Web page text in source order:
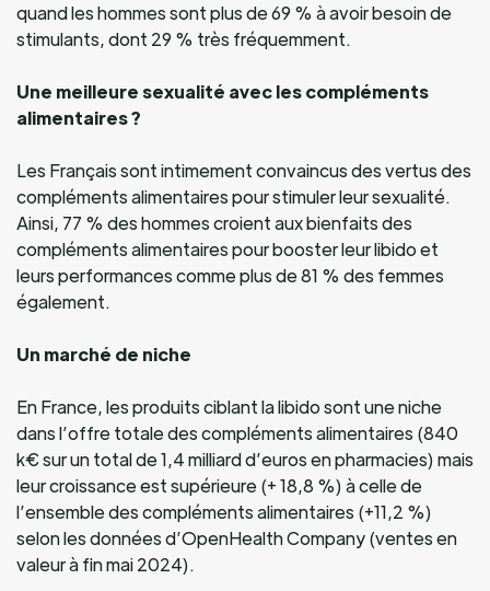
quand les hommes sont plus de 69 % à avoir besoin de
stimulants, dont 29 % très fréquemment.
Une meilleure sexualité avec les compléments
alimentaires ?
Les Français sont intimement convaincus des vertus des
compléments alimentaires pour stimuler leur sexualité.
Ainsi, 77 % des hommes croient aux bienfaits des
compléments alimentaires pour booster leur libido et
leurs performances comme plus de 81 % des femmes
également.
Un marché de niche
En France, les produits ciblant la libido sont une niche
dans l’offre totale des compléments alimentaires (840
k€ sur un total de 1,4 milliard d’euros en pharmacies) mais
leur croissance est supérieure (+ 18,8 %) à celle de
l’ensemble des compléments alimentaires (+11,2 %)
selon les données d’OpenHealth Company (ventes en
valeur à fin mai 2024).